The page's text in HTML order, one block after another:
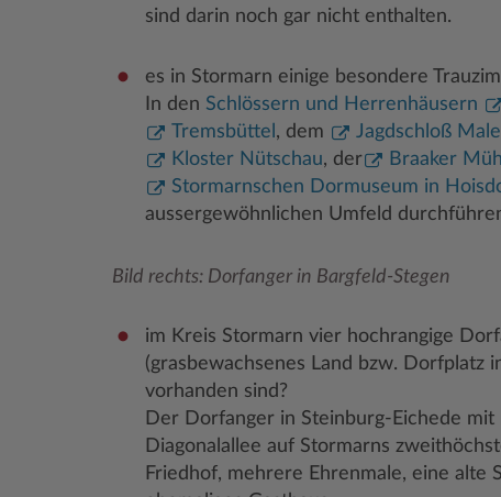
sind darin noch gar nicht enthalten.
es in Stormarn einige besondere
In den Schlössern und Herrenhäusern
Tremsbüttel , dem Jagdschloß
Kloster Nütschau, der Braaker
Stormarnschen Dormuseum in
aussergewöhnlichen Umfeld
Bild rechts: Dorfanger in Bargfeld-Stegen
im Kreis Stormarn vier hochrangige
(grasbewachsenes Land bzw. Dorfplatz
vorhanden sind?
Der Dorfanger in Steinburg-Eichede mit
Diagonalallee auf Stormarns
Friedhof, mehrere Ehrenmale, eine alte